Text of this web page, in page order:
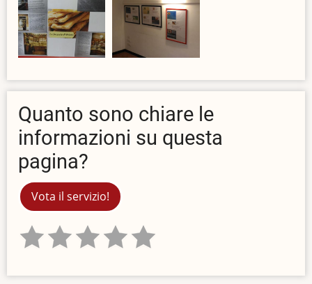
Quanto sono chiare le
informazioni su questa
pagina?
Vota il servizio!